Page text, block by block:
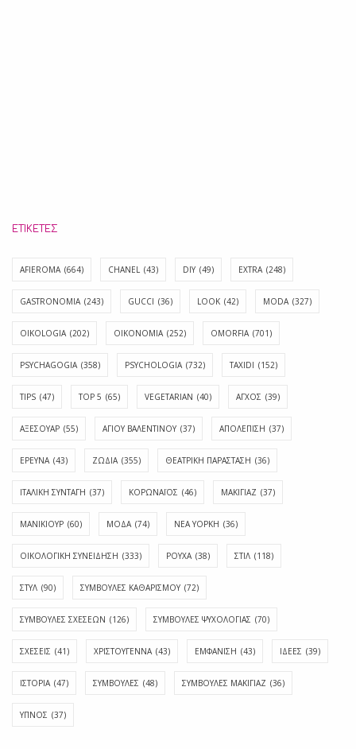
ΕΤΙΚΈΤΕΣ
AFIEROMA (664) CHANEL (43) DIY (49) EXTRA (248)
GASTRONOMIA (243) GUCCI (36) LOOK (42) MODA (327)
OIKOLOGIA (202) OIKONOMIA (252) OMORFIA (701)
PSYCHAGOGIA (358) PSYCHOLOGIA (732) TAXIDI (152)
TIPS (47) TOP 5 (65) VEGETARIAN (40) ΑΓΧΟΣ (39)
ΑΞΕΣΟΥΑΡ (55) ΑΓΊΟΥ ΒΑΛΕΝΤΊΝΟΥ (37) ΑΠΟΛΈΠΙΣΗ (37)
ΕΡΕΥΝΑ (43) ΖΩΔΙΑ (355) ΘΕΑΤΡΙΚΗ ΠΑΡΑΣΤΑΣΗ (36)
ΙΤΑΛΙΚΗ ΣΥΝΤΑΓΗ (37) ΚΟΡΩΝΑΪΟΣ (46) ΜΑΚΙΓΙΑΖ (37)
ΜΑΝΙΚΙΟΥΡ (60) ΜΟΔΑ (74) ΝΕΑ ΥΟΡΚΗ (36)
ΟΙΚΟΛΟΓΙΚΗ ΣΥΝΕΙΔΗΣΗ (333) ΡΟΥΧΑ (38) ΣΤΙΛ (118)
ΣΤΥΛ (90) ΣΥΜΒΟΥΛΕΣ ΚΑΘΑΡΙΣΜΟΥ (72)
ΣΥΜΒΟΥΛΕΣ ΣΧΕΣΕΩΝ (126) ΣΥΜΒΟΥΛΕΣ ΨΥΧΟΛΟΓΙΑΣ (70)
ΣΧΕΣΕΙΣ (41) ΧΡΙΣΤΟΥΓΕΝΝΑ (43) ΕΜΦΆΝΙΣΗ (43) ΙΔΈΕΣ (39)
ΙΣΤΟΡΊΑ (47) ΣΥΜΒΟΥΛΈΣ (48) ΣΥΜΒΟΥΛΈΣ ΜΑΚΙΓΙΆΖ (36)
ΎΠΝΟΣ (37)